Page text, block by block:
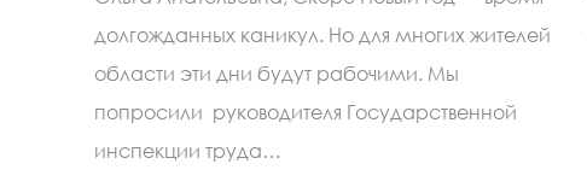
камни
новогодней
зарплаты:
на
что
обратить
внимание
долгожданных каникул. Но для многих жителей
области эти дни будут рабочими. Мы
попросили руководителя Государственной
инспекции труда…